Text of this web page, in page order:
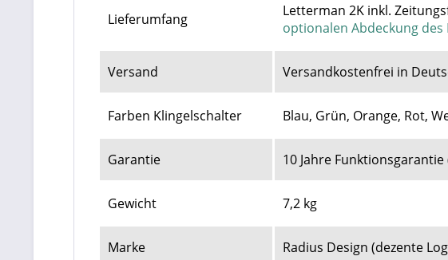
Lieferumfang Letterman 2K inkl.
optionalen Abdeckung des
Versand Versandkostenfrei in
Farben Klingelschalter Blau, Grün, Orange, Rot,
Garantie 10 Jahre Funktionsgarantie
Gewicht 7,2 kg
Marke Radius Design (dezente